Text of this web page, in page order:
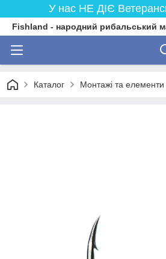
У нас НЕ ДІЄ
Fishland - народний рибальський
Каталог Монтажі та